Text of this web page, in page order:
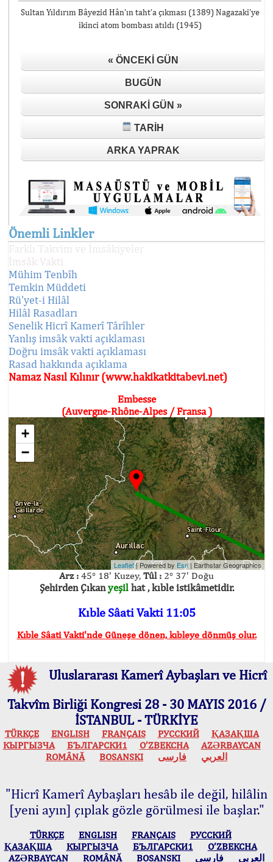
Sultan Yıldırım Bâyezid Hân’ın taht’a çıkması (1389) Nagazaki’ye
ikinci atom bombası atıldı (1945)
« ÖNCEKI GÜN
BUGÜN
SONRAKI GÜN »
TARIH
ARKA YAPRAK
Önemli Linkler
İmsâk Vakti
Mühim Tenbîh
Temkin Müddeti
Rü'yet-i Hilâl
Hilâl Rasadları
Senelik Hicrî Kamerî Târîhler
Yanlış imsâk vakti açıklaması
Doğru imsâk vakti açıklaması
Rasad hakkında açıklama
Namaz Nasıl Kılınır (www.hakikatkitabevi.net)
Embesse
(Auvergne-Rhône-Alpes / Fransa )
+
−
Leaflet| Powered by Esri| Earthstar Geographics
Arz : 45° 18' Kuzey, Tûl : 2° 37' Doğu
Şehirden Çıkanyeşilhat , kıble istikâmetidir.
Kıble Sâati Vakti 11:05
Kıble Sâati Vakti'nde Güneşe dönen, kıbleye dönmüş olur.
Uluslararası Kamerî Aybaşları ve Hicrî
Takvîm Birliği Kongresi 28 - 30 MAYIS 2016 /
İSTANBUL - TÜRKİYE
TÜRKÇE ENGLISH FRANÇAIS РУССКИЙ
ҚАЗАҚША
КЫPГЫЗЧA
БЪЛГАРСКИ1 O’ZBEKCHA
AZӘRBAYCAN
ROMÂNĂ
BOSANSKI العربي فارسی
"Hicrî Kamerî Aybaşları hesâb ile değil, hilâlin
[yeni ayın] çıplak gözle görülmesi ile başlar."
TÜRKÇE ENGLISH FRANÇAIS
РУССКИЙ
ҚАЗАҚША
КЫPГЫЗЧA БЪЛГАРСКИ1
O’ZBEKCHA
AZӘRBAYCAN
ROMÂNĂ BOSANSKI العربي فارسی